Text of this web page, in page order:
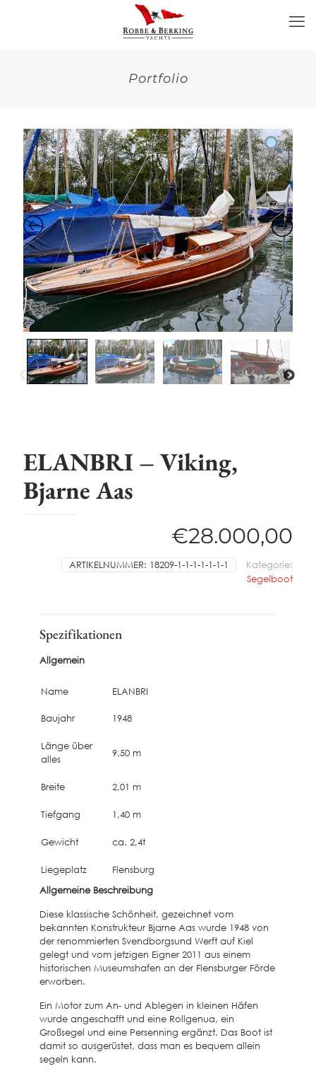
Portfolio
ELANBRI – Viking,
Bjarne Aas
€28.000,00
ARTIKELNUMMER: 18209-1-1-1-1-1-1-1
Kategorie:
Segelboot
Spezifikationen
Allgemein
Name ELANBRI
Baujahr 1948
Länge über
alles
9,50 m
Breite 2,01 m
Tiefgang 1,40 m
Gewicht ca. 2,4t
Liegeplatz
Flensburg
Allgemeine Beschreibung
Diese klassische Schönheit, gezeichnet vom
bekannten Konstrukteur Bjarne Aas wurde 1948 von
der renommierten Svendborgsund Werft auf Kiel
gelegt und vom jetzigen Eigner 2011 aus einem
historischen Museumshafen an der Flensburger Förde
erworben.
Ein Motor zum An- und Ablegen in kleinen Häfen
wurde angeschafft und eine Rollgenua, ein
Großsegel und eine Persenning ergänzt. Das Boot ist
damit so ausgerüstet, dass man es bequem allein
segeln kann.